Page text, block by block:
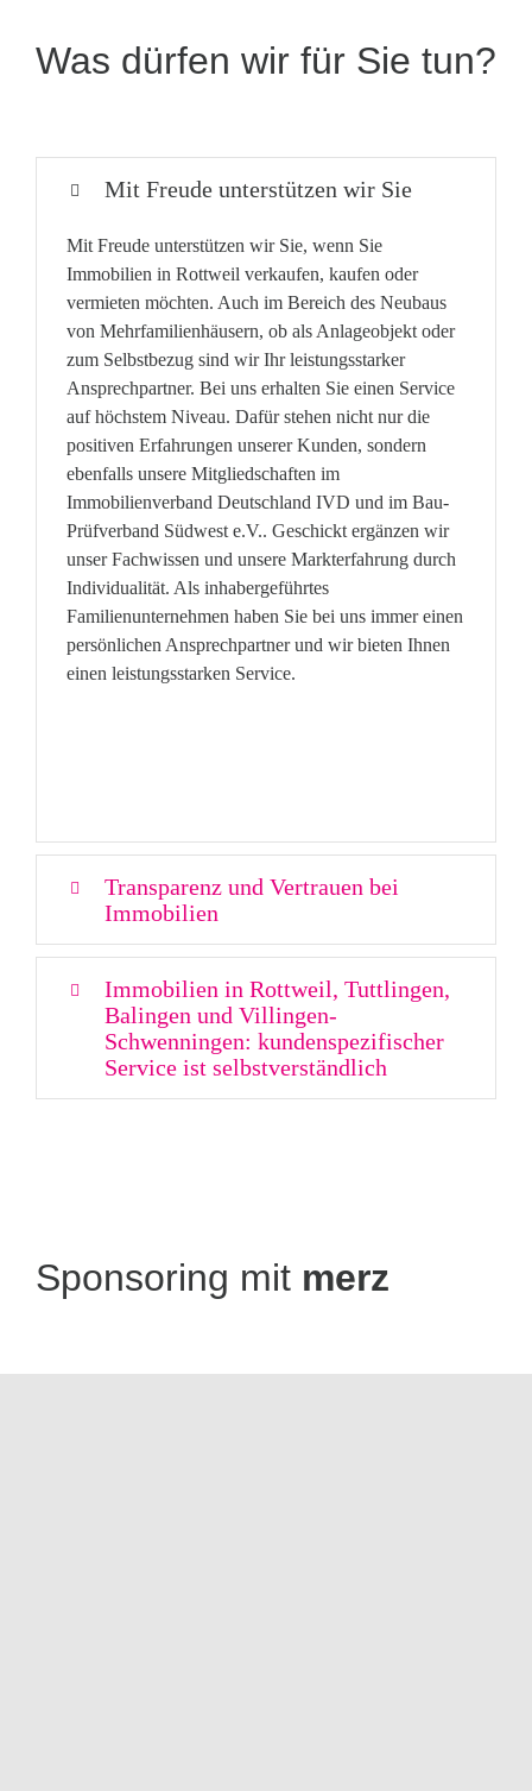
Was dürfen wir für Sie tun?
Mit Freude unterstützen wir Sie
Mit Freude unterstützen wir Sie, wenn Sie
Immobilien in Rottweil verkaufen, kaufen oder
vermieten möchten. Auch im Bereich des Neubaus
von Mehrfamilienhäusern, ob als Anlageobjekt oder
zum Selbstbezug sind wir Ihr leistungsstarker
Ansprechpartner. Bei uns erhalten Sie einen Service
auf höchstem Niveau. Dafür stehen nicht nur die
positiven Erfahrungen unserer Kunden, sondern
ebenfalls unsere Mitgliedschaften im
Immobilienverband Deutschland IVD und im Bau-
Prüfverband Südwest e.V.. Geschickt ergänzen wir
unser Fachwissen und unsere Markterfahrung durch
Individualität. Als inhabergeführtes
Familienunternehmen haben Sie bei uns immer einen
persönlichen Ansprechpartner und wir bieten Ihnen
einen leistungsstarken Service.
Transparenz und Vertrauen bei
Immobilien
Immobilien in Rottweil, Tuttlingen,
Balingen und Villingen-
Schwenningen: kundenspezifischer
Service ist selbstverständlich
Sponsoring mit merz